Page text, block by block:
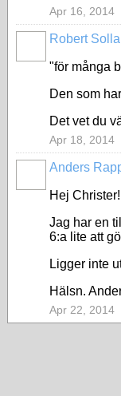
Apr 16, 2014
Robert
"för många
Den som
Det vet du
Apr 18, 2014
Anders
Hej Christer!
Jag har en
6:a lite att
Ligger inte
Hälsn.
Apr 22, 2014